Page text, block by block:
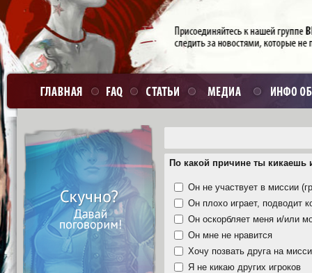
По какой причине ты кикаешь
Он не участвует в миссии
Он плохо играет, подводит
Он оскорбляет меня и/или
Он мне не нравится
Хочу позвать друга на
Я не кикаю других игроков